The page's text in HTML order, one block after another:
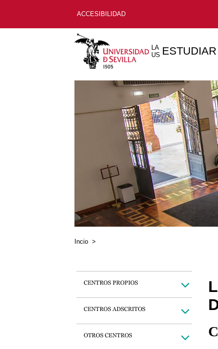
ACCESIBILIDAD
LA
US ESTUDIAR
Incio >